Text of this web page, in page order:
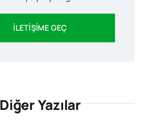
İLETİŞİME GEÇ
Diğer Yazılar